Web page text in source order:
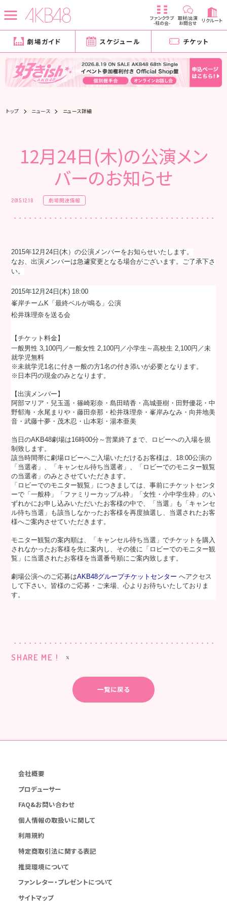
ファンクラブ
-柱の会-
取材/出演
お問合せ リクルート
劇場ガイド スケジュール チケット
トップ ニュース ニュース詳細
12月24日(木)の公演メン
バーのお知らせ
2015.12.18 劇場関連情報
2015年12月24日(木）の公演メンバーをお知らせいたします。
なお、出演メンバーは急遽変更となる場合がございます。ご了承下さ
い。
2015年12月24日(木) 18:00
峯岸チームK「最終ベルが鳴る」公演
松井珠理奈を送る会
【チケット料金】
一般男性 3,100円／一般女性 2,100円／小学生～高校生 2,100円／未
就学児無料
※未就学児1名に付き一般の方1名の付き添いが必要となります。
※日本円の現金のみとなります。
【出演メンバー】
阿部マリア・兒玉遥・篠崎彩奈・島田晴香・高城亜樹・田野優花・中
野郁海・永尾まりや・藤田奈那・松井珠理奈・峯岸みなみ・向井地美
音・武藤十夢・茂木忍・山本彩・湯本亜美
当日のAKB48劇場は16時00分～営業終了まで、ロビーへの入場を規
制致します。
該当時間帯に劇場ロビーへご入場いただけるお客様は、18:00公演の
「当選者」、「キャンセル待ち当選者」、「ロビーでのモニター観覧
の当選者」のみとさせていただきます。
「ロビーでのモニター観覧」につきましては、事前にチケットセンタ
ーで「一般枠」「ファミリーカップル枠」「女性・小中学生枠」のい
ずれかにお申し込みいただいたお客様の中で、「当選」も「キャンセ
ル待ち当選」も該当しなかったお客様を再度抽選し、当選されたお客
様へご案内させていただきます。
モニター観覧の案内順は、「キャンセル待ち当選」でチケットを購入
されなかったお客様を先に案内し、その後に「ロビーでのモニター観
覧」に当選されたお客様を当選番号順にご案内致します。
劇場公演へのご応募はAKB48グループチケットセンターへアクセス
して下さい。皆様のご応募・ご来場、心よりお待ちいたしておりま
す。
SHARE ME !
一覧に戻る
会社概要
プロデューサー
FAQ&お問い合わせ
個人情報の取扱いに関して
利用規約
特定商取引法に関する表記
推奨環境について
ファンレター・プレゼントについて
サイトマップ